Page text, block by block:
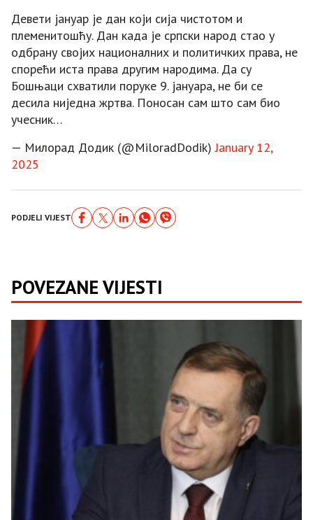
Девети јануар је дан који сија чистотом и
племенитошћу. Дан када је српски народ стао у
одбрану својих националних и политичких права, не
спорећи иста права другим народима. Да су
Бошњаци схватили поруке 9. јануара, не би се
десила ниједна жртва. Поносан сам што сам био
учесник…
— Милорад Додик (@MiloradDodik)January 12,
2025
PODJELI VIJEST
POVEZANE VIJESTI